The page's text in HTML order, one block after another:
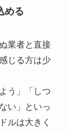
める
業者と直接
じる方は少
う」「しつ
い」といっ
ルは大きく